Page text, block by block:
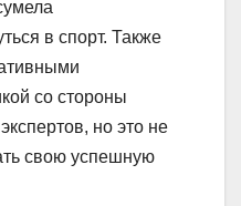
в спорт. Также
со стороны
но это не
свою успешную